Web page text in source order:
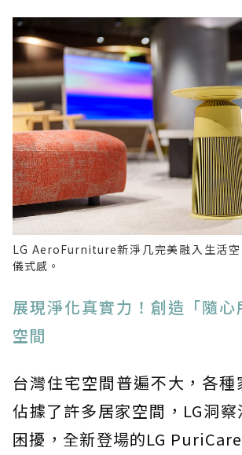
LG AeroFurniture新淨几完美融入生活
儀式感。
展現淨化真實力！創造「隨心
空間
台灣住宅空間普遍不大，各
佔據了許多居家空間，LG洞
困擾，全新登場的LG